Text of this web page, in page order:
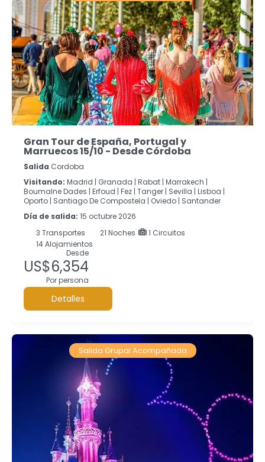
Gran Tour de España, Portugal y
Marruecos 15/10 - Desde Córdoba
Salida Cordoba
Visitando: Madrid | Granada | Rabat | Marrakech |
Boumalne Dades | Erfoud | Fez | Tanger | Sevilla | Lisboa |
Oporto | Santiago De Compostela | Oviedo | Santander
Día de salida: 15 octubre 2026
3 Transportes 21 Noches
1 Circuitos
14 Alojamientos
Desde
US$6,354
Por persona
Detalles
Salida Grupal Acompañada